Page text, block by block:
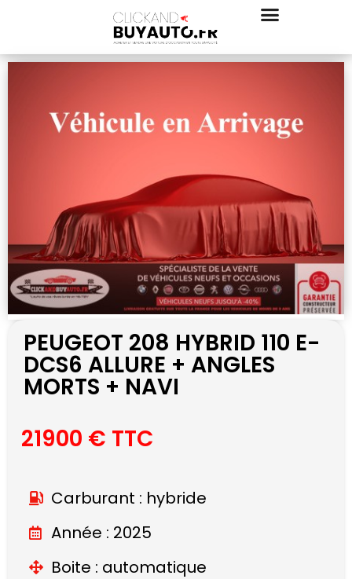
PEUGEOT 208 HYBRID 110 E-
DCS6 ALLURE + ANGLES
MORTS + NAVI
21900 € TTC
Carburant : hybride
Année : 2025
Boite : automatique